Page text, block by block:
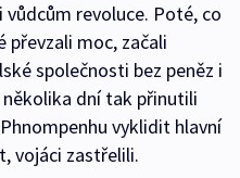
revoluce. Poté, co
převzali moc, začali
společnosti bez peněz i
dní tak přinutili
vyklidit hlavní
vojáci zastřelili.